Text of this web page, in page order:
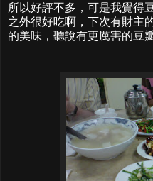
所以好評不多，可是我覺得
之外很好吃啊，下次有財主
的美味，聽說有更厲害的豆